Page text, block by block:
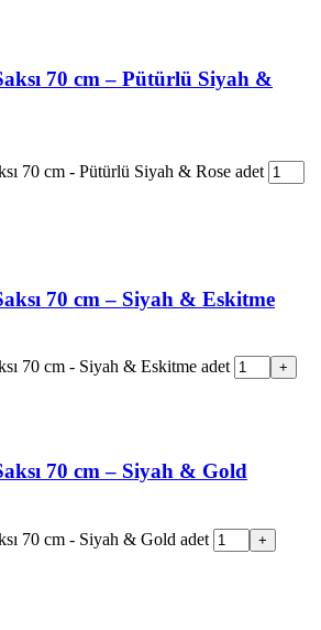
70 cm – Pütürlü Siyah &
70 cm - Pütürlü Siyah & Rose adet
70 cm – Siyah & Eskitme
70 cm - Siyah & Eskitme adet +
70 cm – Siyah & Gold
70 cm - Siyah & Gold adet +